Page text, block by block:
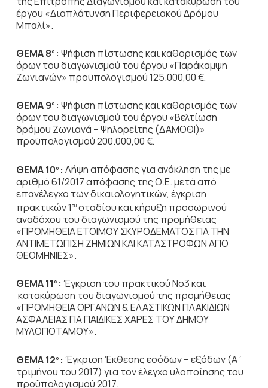
έργου «Διαπλάτυνση Περιφερειακού Δρόμου
Μπαλί».
ΘΕΜΑ 8ο : Ψήφιση πίστωσης και καθορισμός των
όρων του διαγωνισμού του έργου «Παράκαμψη
Ζωνιανών» προϋπολογισμού 125.000,00 €.
ΘΕΜΑ 9ο : Ψήφιση πίστωσης και καθορισμός των
όρων του διαγωνισμού του έργου «Βελτίωση
δρόμου Ζωνιανά – Ψηλορείτης (ΔΑΜΟΘΙ)»
προϋπολογισμού 200.000,00 €.
ΘΕΜΑ 10ο : Λήψη απόφασης για ανάκληση της με
αριθμό 61/2017 απόφασης της Ο.Ε. μετά από
επανέλεγχο των δικαιολογητικών, έγκριση
πρακτικών 1ουσταδίου και κήρυξη προσωρινού
αναδόχου του διαγωνισμού της προμήθειας
«ΠΡΟΜΗΘΕΙΑ ΕΤΟΙΜΟΥ ΣΚΥΡΟΔΕΜΑΤΟΣ ΓΙΑ ΤΗΝ
ΑΝΤΙΜΕΤΩΠΙΣΗ ΖΗΜΙΩΝ ΚΑΙ ΚΑΤΑΣΤΡΟΦΩΝ ΑΠΟ
ΘΕΟΜΗΝΙΕΣ».
ΘΕΜΑ 11 ο : Έγκριση του πρακτικού Νο3 και
κατακύρωση του διαγωνισμού της προμήθειας
«ΠΡΟΜΗΘΕΙΑ ΟΡΓΑΝΩΝ & ΕΛΑΣΤΙΚΩΝ ΠΛΑΚΙΔΙΩΝ
ΑΣΦΑΛΕΙΑΣ ΓΙΑ ΠΑΙΔΙΚΕΣ ΧΑΡΕΣ ΤΟΥ ΔΗΜΟΥ
ΜΥΛΟΠΟΤΑΜΟΥ».
ΘΕΜΑ 12ο : Έγκριση Έκθεσης εσόδων – εξόδων (Α΄
τριμήνου του 2017) για τον έλεγχο υλοποίησης του
προϋπολογισμού 2017.